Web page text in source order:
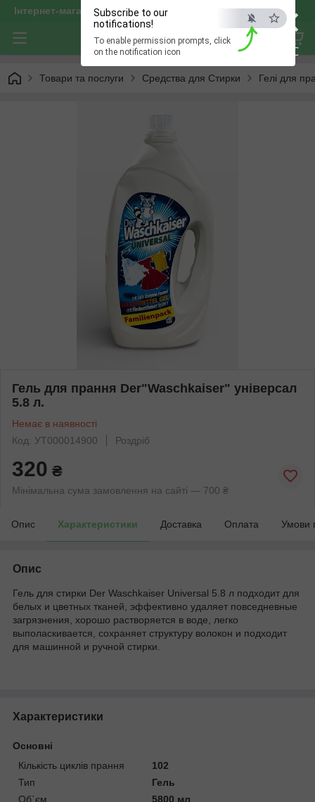
×
ESC
Subscribe to our
notifications!
To enable permission prompts, click
on the notification icon
Інтернет-магазин "optservis"
Товари та послуги Средства для Стирки Гелі для
Гель для прання Der"Waschkaiser" універсал
5.8 л.
Немає в наявності
Код: УТ000014900
Роздріб
320 ₴
Мінімальна сума замовлення на сайті — 700 ₴
Опис Характеристики Доставка Оплата Умови
Опис
Гель для стирки Der Waschkaiser Universal 5.8 л подходит для
белых и цветных тканей, эффективно удаляет повседневные
загрязнения, хорошо растворяется в воде, легко
выполаскивается, сохраняет структуру волокон и подходит
для машинной и ручной стирки.
Характеристики
Основні
Кількість циклів прання
102
Тип
Гель
Об`єм
5800 мл